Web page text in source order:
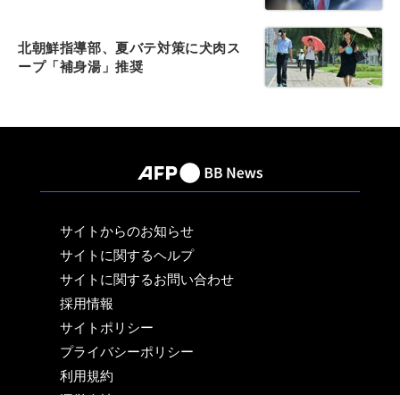
北朝鮮指導部、夏バテ対策に犬肉ス
ープ「補身湯」推奨
サイトからのお知らせ
サイトに関するヘルプ
サイトに関するお問い合わせ
採用情報
サイトポリシー
プライバシーポリシー
利用規約